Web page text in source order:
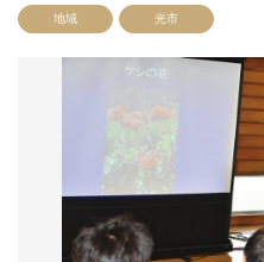
地域 光市